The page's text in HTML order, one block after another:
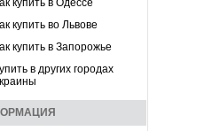
купить в Одессе
купить во Львове
купить в Запорожье
в других городах